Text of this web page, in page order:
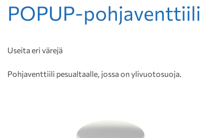
POPUP-pohjaventtiili
Useita eri värejä
Pohjaventtiili pesualtaalle, jossa on ylivuotosuoja.